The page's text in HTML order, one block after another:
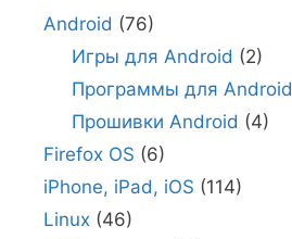
Android (76)
Игры для Android (2)
Программы для Android
Прошивки Android (4)
Firefox OS (6)
iPhone, iPad, iOS (114)
Linux (46)